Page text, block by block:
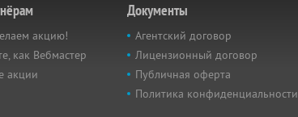
акцию!
как Вебмастер
акции
Документы
Агентский договор
Лицензионный договор
Публичная оферта
Политика конфиденциальности